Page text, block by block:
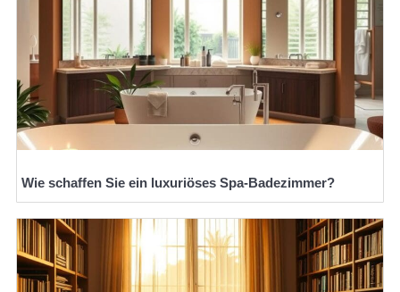
Wie schaffen Sie ein luxuriöses Spa-Badezimmer?